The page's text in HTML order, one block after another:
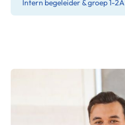
Intern begeleider & groep 1-2A